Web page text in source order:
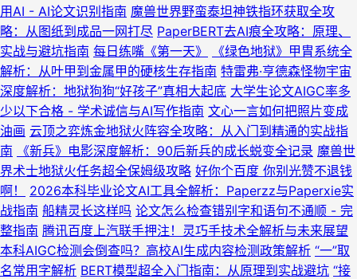
用AI - AI论文识别指南 魔兽世界野蛮泰坦神铁指环获取全攻
略：从图纸到成品一网打尽 PaperBERT去AI痕全攻略：原理、
实战与避坑指南 每日练嘴《第一天》
《绿色地狱》甲胄系统全
解析：从叶甲到金属甲的硬核生存指南 特雷弗·亨德森怪物宇宙
深度解析：地狱狗狗“好孩子”真相大起底 大学生论文AIGC率多
少以下合格 - 学术诚信与AI写作指南 文心一言如何把照片变成
油画 云顶之弈炼金地狱火阵容全攻略：从入门到精通的实战指
南
《新兵》电影深度解析：90后新兵的成长蜕变全记录 魔兽世
界术士地狱火任务超全保姆级攻略 好你个百度 你别光赞不退钱
啊！
2026本科毕业论文AI工具全解析：Paperzz与Paperxie实
战指南 船精灵长这样吗 论文怎么检查错别字和语句不通顺 - 完
整指南 腾讯百度上汽联手押注！灵巧手技术全解析与未来展望
本科AIGC检测会倒查吗？高校AI生成内容检测政策解析 “一”取
名常用字解析 BERT模型超全入门指南：从原理到实战避坑 “接